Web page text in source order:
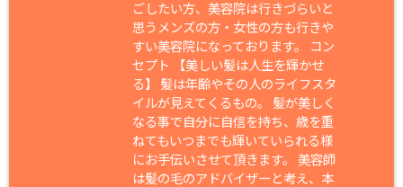
ごしたい方、美容院は行きづらいと
思うメンズの方・女性の方も行きや
すい美容院になっております。 コン
セプト 【美しい髪は人生を輝かせ
る】 髪は年齢やその人のライフスタ
イルが見えてくるもの。 髪が美しく
なる事で自分に自信を持ち、歳を重
ねてもいつまでも輝いていられる様
にお手伝いさせて頂きます。 美容師
は髪の毛のアドバイザーと考え、本